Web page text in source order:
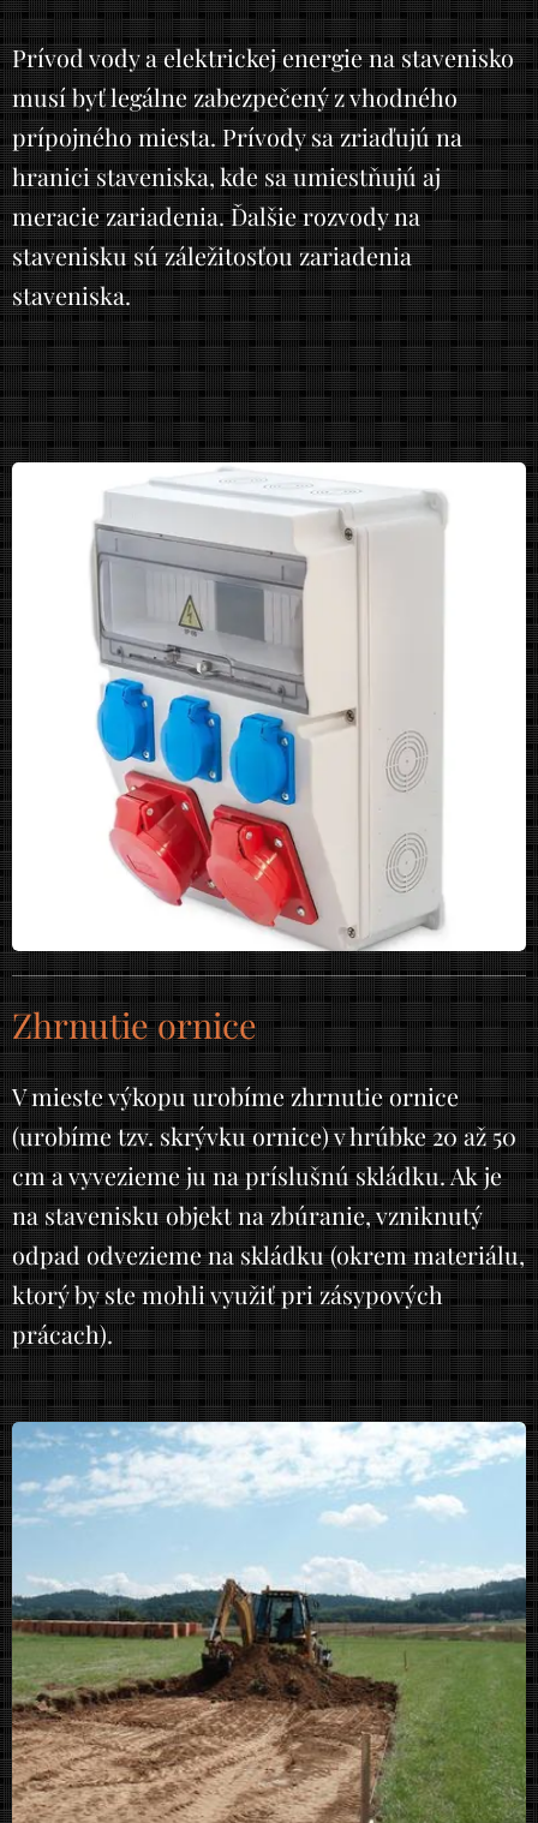
Prívod vody a elektrickej energie na stavenisko
musí byť legálne zabezpečený z vhodného
prípojného miesta. Prívody sa zriaďujú na
hranici staveniska, kde sa umiestňujú aj
meracie zariadenia. Ďalšie rozvody na
stavenisku sú záležitosťou zariadenia
staveniska.
Zhrnutie ornice
V mieste výkopu urobíme zhrnutie ornice
(urobíme tzv. skrývku ornice) v hrúbke 20 až 50
cm a vyvezieme ju na príslušnú skládku. Ak je
na stavenisku objekt na zbúranie, vzniknutý
odpad odvezieme na skládku (okrem materiálu,
ktorý by ste mohli využiť pri zásypových
prácach).